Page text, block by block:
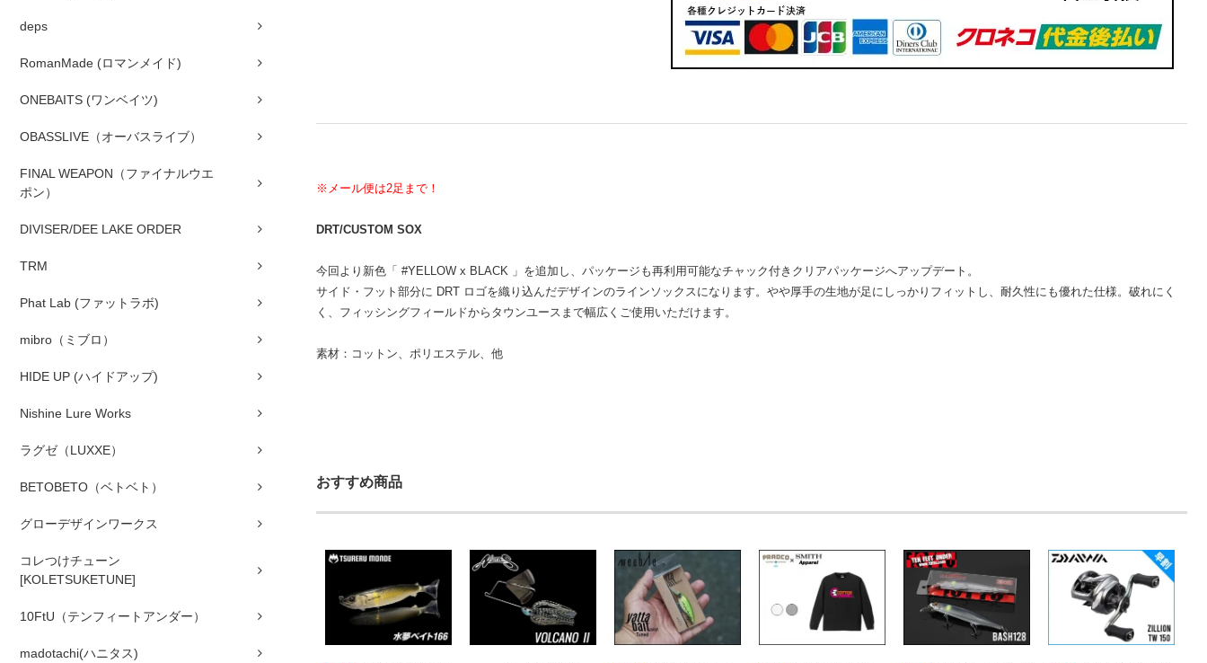
deps
RomanMade (ロマンメイド)
ONEBAITS (ワンベイツ)
OBASSLIVE（オーバスライブ）
FINAL WEAPON（ファイナルウエ
ポン）
DIVISER/DEE LAKE ORDER
TRM
Phat Lab (ファットラボ)
mibro（ミブロ）
HIDE UP (ハイドアップ)
Nishine Lure Works
ラグゼ（LUXXE）
BETOBETO（ベトベト）
グローデザインワークス
コレつけチューン
[KOLETSUKETUNE]
10FtU（テンフィートアンダー）
madotachi(ハニタス)
※メール便は2足まで！
DRT/CUSTOM SOX
今回より新色「 #YELLOW x BLACK 」を追加し、パッケージも再利用可能なチャック付きクリアパッケージへアップデート。
サイド・フット部分に DRT ロゴを織り込んだデザインのラインソックスになります。やや厚手の生地が足にしっかりフィットし、耐久性にも優れた仕様。破れにく
く、フィッシングフィールドからタウンユースまで幅広くご使用いただけます。
素材：コットン、ポリエステル、他
おすすめ商品